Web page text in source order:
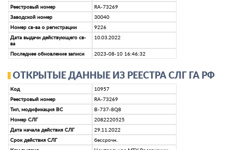
Реестровый номер
RA-73269
Заводской номер
30040
Номер св-ва о регистрации
9226
Дата выдачи действующего св-
ва
10.03.2022
Последнее обновление записи 2023-08-10 16:46:32
ОТКРЫТЫЕ ДАННЫЕ ИЗ РЕЕСТРА СЛГ ГА РФ
Код
10957
Реестровый номер
RA-73269
Тип, модификация ВС
B-737-8Q8
Номер СЛГ
2082220525
Дата начала действия СЛГ
29.11.2022
Срок действия СЛГ
бессрочн.